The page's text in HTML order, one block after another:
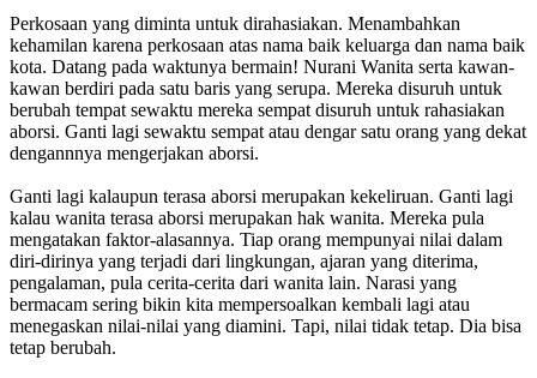
Perkosaan yang diminta untuk dirahasiakan. Menambahkan
kehamilan karena perkosaan atas nama baik keluarga dan nama baik
kota. Datang pada waktunya bermain! Nurani Wanita serta kawan-
kawan berdiri pada satu baris yang serupa. Mereka disuruh untuk
berubah tempat sewaktu mereka sempat disuruh untuk rahasiakan
aborsi. Ganti lagi sewaktu sempat atau dengar satu orang yang dekat
dengannnya mengerjakan aborsi.
Ganti lagi kalaupun terasa aborsi merupakan kekeliruan. Ganti lagi
kalau wanita terasa aborsi merupakan hak wanita. Mereka pula
mengatakan faktor-alasannya. Tiap orang mempunyai nilai dalam
diri-dirinya yang terjadi dari lingkungan, ajaran yang diterima,
pengalaman, pula cerita-cerita dari wanita lain. Narasi yang
bermacam sering bikin kita mempersoalkan kembali lagi atau
menegaskan nilai-nilai yang diamini. Tapi, nilai tidak tetap. Dia bisa
tetap berubah.